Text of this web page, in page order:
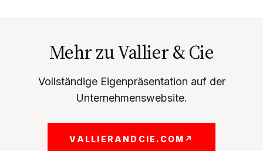
Mehr zu Vallier & Cie
Vollständige Eigenpräsentation auf der
Unternehmenswebsite.
VALLIERANDCIE.COM ↗